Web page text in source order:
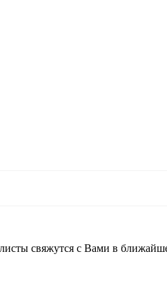
свяжутся с Вами в